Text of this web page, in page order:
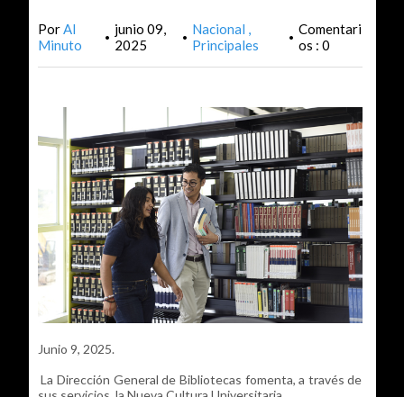
PorAl
Minuto
• junio 09,
2025
• Nacional
Principales
• Comentari
os : 0
Junio 9, 2025.
La Dirección General de Bibliotecas fomenta, a través de